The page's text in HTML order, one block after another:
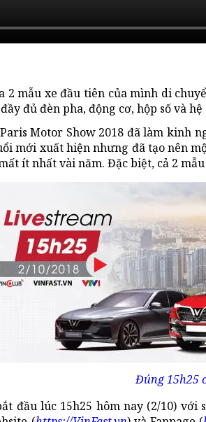
2 mẫu xe đầu tiên của mình di
đủ đèn pha, động cơ, hộp số và
Motor Show 2018 đã làm
mới xuất hiện nhưng đã tạo nên
ít nhất vài năm. Đặc biệt, cả 2
Đúng 15h25
đầu lúc 15h25 hôm nay (2/10)